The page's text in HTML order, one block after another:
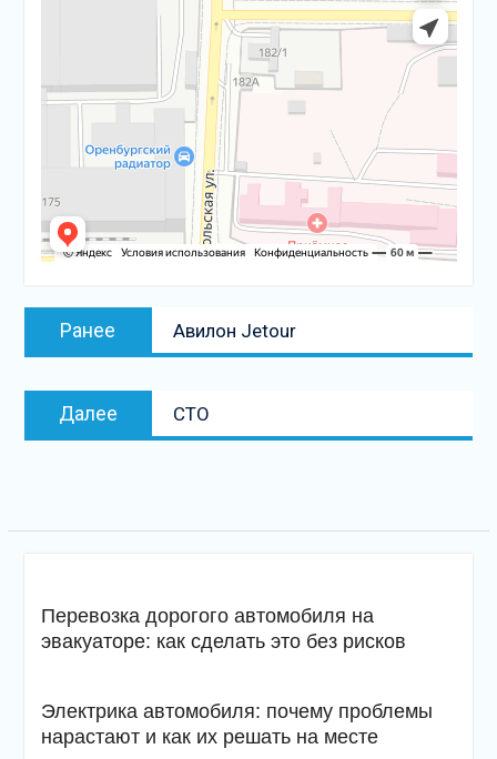
Навигация
Ранее
Предыдущая
запись:
Авилон Jetour
Далее
Следующая
запись
СТО
Перевозка дорогого автомобиля на
эвакуаторе: как сделать это без рисков
Электрика автомобиля: почему проблемы
нарастают и как их решать на месте